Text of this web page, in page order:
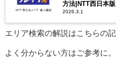
方法|NTT西日本版
2026.3.1
エリア検索の解説はこちらの
よく分からない方はご参考に。